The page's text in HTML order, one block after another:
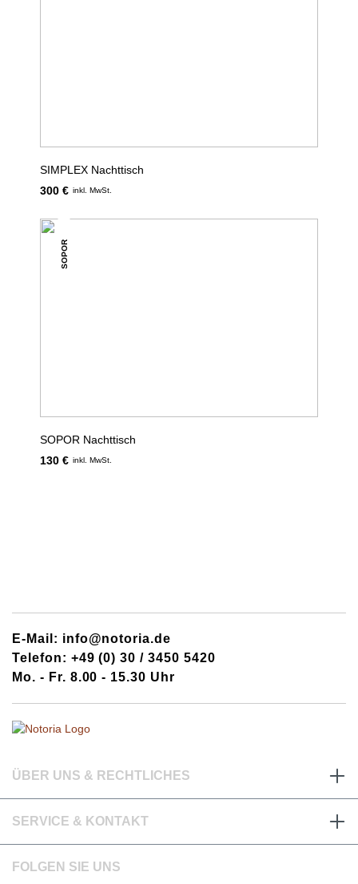
SIMPLEX Nachttisch
300 € inkl. MwSt.
SOPOR
SOPOR Nachttisch
130 € inkl. MwSt.
E-Mail: info@notoria.de
Telefon: +49 (0) 30 / 3450 5420
Mo. - Fr. 8.00 - 15.30 Uhr
ÜBER UNS & RECHTLICHES
SERVICE & KONTAKT
FOLGEN SIE UNS